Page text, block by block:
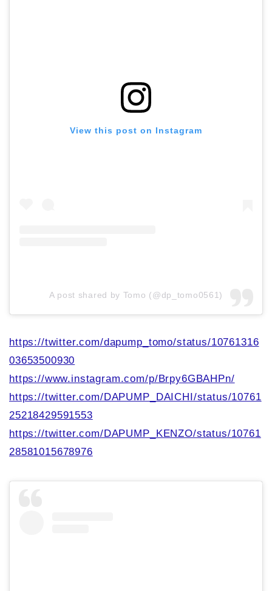
View this post on Instagram
A post shared by Tomo (@dp_tomo0561)
https://twitter.com/dapump_tomo/status/10761316
03653500930
https://www.instagram.com/p/Brpy6GBAHPn/
https://twitter.com/DAPUMP_DAICHI/status/10761
25218429591553
https://twitter.com/DAPUMP_KENZO/status/10761
28581015678976